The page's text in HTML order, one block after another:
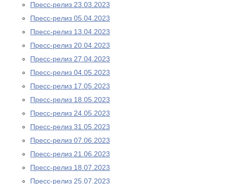
Пресс-релиз 23.03.2023
Пресс-релиз 05.04.2023
Пресс-релиз 13.04.2023
Пресс-релиз 20.04.2023
Пресс-релиз 27.04.2023
Пресс-релиз 04.05.2023
Пресс-релиз 17.05.2023
Пресс-релиз 18.05.2023
Пресс-релиз 24.05.2023
Пресс-релиз 31.05.2023
Пресс-релиз 07.06.2023
Пресс-релиз 21.06.2023
Пресс-релиз 18.07.2023
Пресс-релиз 25.07.2023